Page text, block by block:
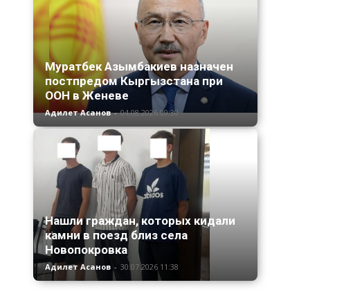
Муратбек Азымбакиев назначен
постпредом Кыргызстана при
ООН в Женеве
Адилет Асанов - 04.08.2026 09:30
Нашли граждан, которых кидали
камни в поезд близ села
Новопокровка
Адилет Асанов - 30.07.2026 11:38